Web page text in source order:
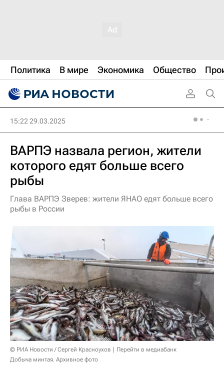
Политика В мире Экономика Общество
15:22 29.03.2025
ВАРПЭ назвала регион, жители
которого едят больше всего
рыбы
Глава ВАРПЭ Зверев: жители ЯНАО едят больше всего
рыбы в России
© РИА Новости / Сергей Красноухов
Перейти в медиабанк
Добыча минтая. Архивное фото